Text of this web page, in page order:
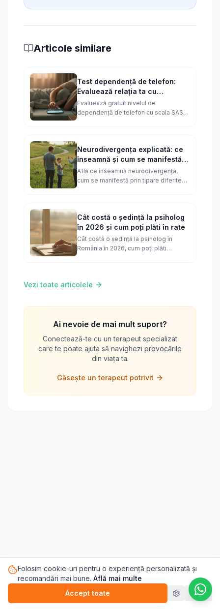
Articole similare
Test dependență de telefon:
Evaluează relația ta cu
tehnologia
Evaluează gratuit nivelul de
dependență de telefon cu scala SAS-
Neurodivergența explicată: ce
înseamnă și cum se manifestă în
realitate
Află ce înseamnă neurodivergența,
cum se manifestă prin tipare diferite
Cât costă o ședință la psiholog
în 2026 și cum poți plăti în rate
Cât costă o ședință la psiholog în
România în 2026, cum poți plăti
Vezi toate articolele
Ai nevoie de mai mult suport?
Conectează-te cu un terapeut specializat
care te poate ajuta să navighezi provocările
din viața ta.
Găsește un terapeut potrivit
Folosim cookie-uri pentru o experiență personalizată și
recomandări mai bune. Află mai multe
Accept toate
Refuz